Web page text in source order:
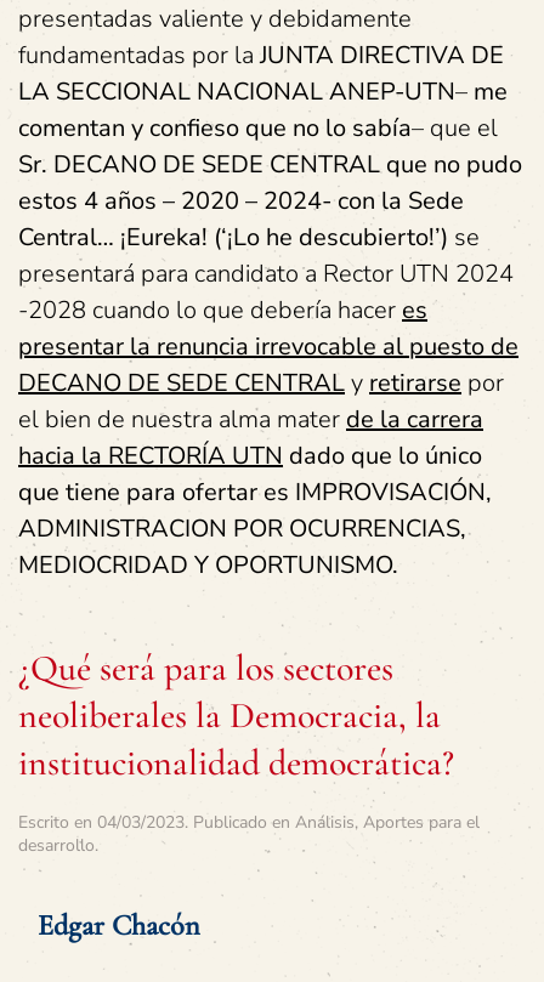
presentadas valiente y debidamente
fundamentadas por laJUNTA DIRECTIVA DE
LA SECCIONAL NACIONAL ANEP-UTN– me
comentan y confieso que no lo sabía– que el
Sr. DECANO DE SEDE CENTRAL que no pudo
estos 4 años – 2020 – 2024- con la Sede
Central… ¡Eureka! (‘¡Lo he descubierto!’) se
presentará para candidato a Rector UTN 2024
-2028 cuando lo que debería hacer es
presentar la renuncia irrevocable al puesto de
DECANO DE SEDE CENTRALy retirarse por
el bien de nuestra alma mater de la carrera
hacia la RECTORÍA UTN dado que lo único
que tiene para ofertar es IMPROVISACIÓN,
ADMINISTRACION POR OCURRENCIAS,
MEDIOCRIDAD Y OPORTUNISMO.
¿Qué será para los sectores
neoliberales la Democracia, la
institucionalidad democrática?
Escrito en 04/03/2023. Publicado en Análisis, Aportes para el
desarrollo.
Edgar Chacón